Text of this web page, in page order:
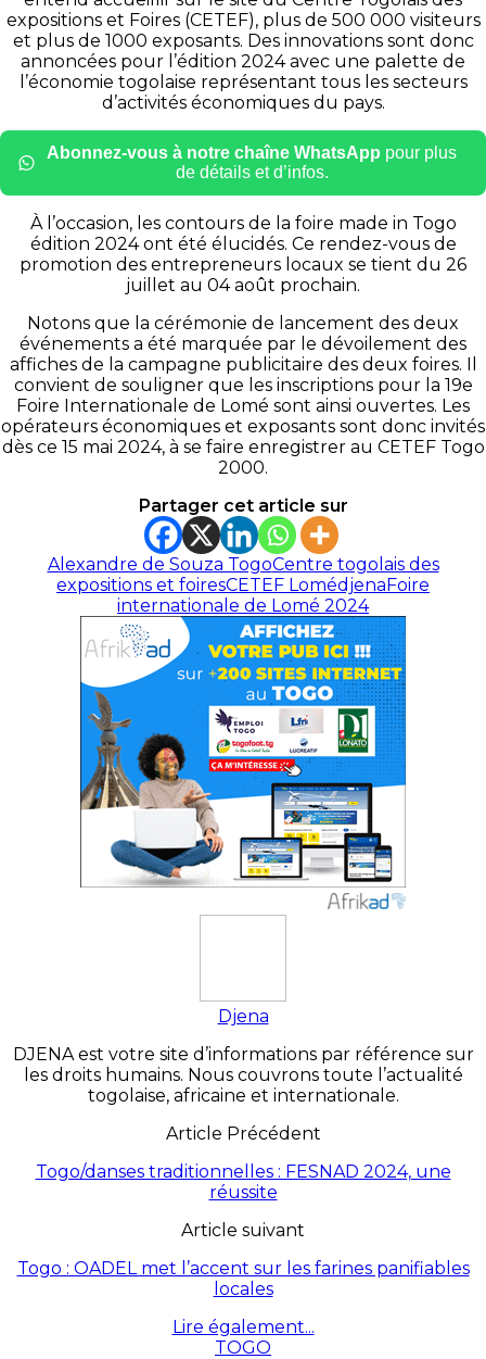
expositions et Foires (CETEF), plus de 500 000 visiteurs
et plus de 1000 exposants. Des innovations sont donc
annoncées pour l’édition 2024 avec une palette de
l’économie togolaise représentant tous les secteurs
d’activités économiques du pays.
Abonnez-vous à notre chaîne WhatsApp pour plus
de détails et d’infos.
À l’occasion, les contours de la foire made in Togo
édition 2024 ont été élucidés. Ce rendez-vous de
promotion des entrepreneurs locaux se tient du 26
juillet au 04 août prochain.
Notons que la cérémonie de lancement des deux
événements a été marquée par le dévoilement des
affiches de la campagne publicitaire des deux foires. Il
convient de souligner que les inscriptions pour la 19e
Foire Internationale de Lomé sont ainsi ouvertes. Les
opérateurs économiques et exposants sont donc invités
dès ce 15 mai 2024, à se faire enregistrer au CETEF Togo
2000.
Partager cet article sur
Alexandre de Souza TogoCentre togolais des
expositions et foiresCETEF LomédjenaFoire
internationale de Lomé 2024
Djena
DJENA est votre site d’informations par référence sur
les droits humains. Nous couvrons toute l’actualité
togolaise, africaine et internationale.
Article Précédent
Togo/danses traditionnelles : FESNAD 2024, une
réussite
Article suivant
Togo : OADEL met l’accent sur les farines panifiables
locales
Lire également...
TOGO